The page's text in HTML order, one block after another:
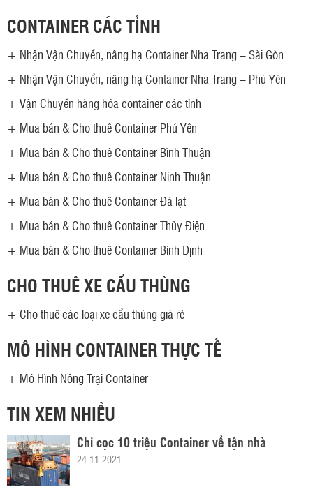
CONTAINER CÁC TỈNH
+ Nhận Vận Chuyển, nâng hạ Container Nha Trang – Sài Gòn
+ Nhận Vận Chuyển, nâng hạ Container Nha Trang – Phú Yên
+ Vận Chuyển hàng hóa container các tỉnh
+ Mua bán & Cho thuê Container Phú Yên
+ Mua bán & Cho thuê Container Bình Thuận
+ Mua bán & Cho thuê Container Ninh Thuận
+ Mua bán & Cho thuê Container Đà lạt
+ Mua bán & Cho thuê Container Thủy Điện
+ Mua bán & Cho thuê Container Bình Định
CHO THUÊ XE CẨU THÙNG
+ Cho thuê các loại xe cẩu thùng giá rẻ
MÔ HÌNH CONTAINER THỰC TẾ
+ Mô Hình Nông Trại Container
TIN XEM NHIỀU
Chỉ cọc 10 triệu Container về tận nhà
24.11.2021